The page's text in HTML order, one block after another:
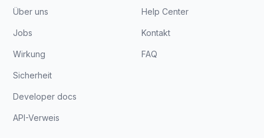
Über uns
Jobs
Wirkung
Sicherheit
Developer docs
API-Verweis
Help Center
Kontakt
FAQ